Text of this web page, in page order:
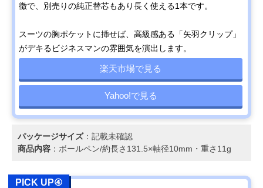
徴で、別売りの純正替芯もあり長く使える1本です。
スーツの胸ポケットに挿せば、高級感ある「矢羽クリップ」
がデキるビジネスマンの雰囲気を演出します。
楽天市場で見る
Yahoo!で見る
パッケージサイズ：記載未確認
商品内容 ：ボールペン/約長さ131.5×軸径10mm・重さ11g
PICK UP④